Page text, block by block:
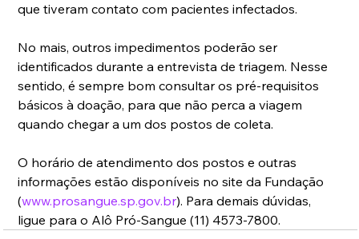
que tiveram contato com pacientes infectados.
No mais, outros impedimentos poderão ser
identificados durante a entrevista de triagem. Nesse
sentido, é sempre bom consultar os pré-requisitos
básicos à doação, para que não perca a viagem
quando chegar a um dos postos de coleta.
O horário de atendimento dos postos e outras
informações estão disponíveis no site da Fundação
(www.prosangue.sp.gov.br). Para demais dúvidas,
ligue para o Alô Pró-Sangue (11) 4573-7800.